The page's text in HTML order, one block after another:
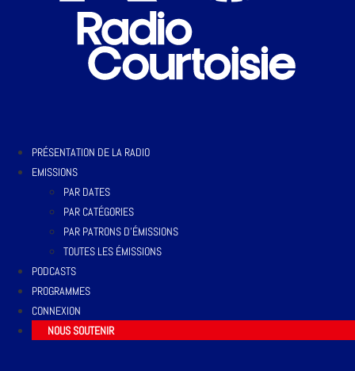
PRÉSENTATION DE LA RADIO
EMISSIONS
PAR DATES
PAR CATÉGORIES
PAR PATRONS D’ÉMISSIONS
TOUTES LES ÉMISSIONS
PODCASTS
PROGRAMMES
CONNEXION
NOUS SOUTENIR